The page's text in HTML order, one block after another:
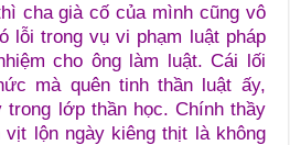
cha già cố của mình cũng vô
lỗi trong vụ vi phạm luật pháp
cho ông làm luật. Cái lối
mà quên tinh thần luật ấy,
trong lớp thần học. Chính thầy
lộn ngày kiêng thịt là không